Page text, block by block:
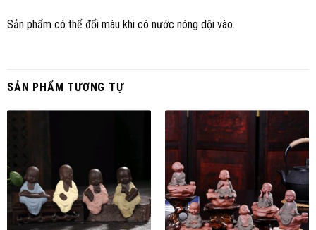
Sản phẩm có thể đổi màu khi có nước nóng dội vào.
SẢN PHẨM TƯƠNG TỰ